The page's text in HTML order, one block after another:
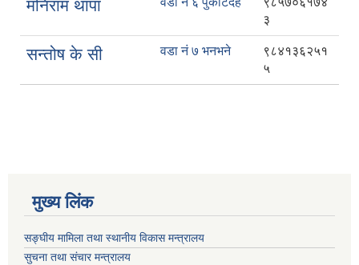
मनिराम थापा
३
सन्तोष के सी वडा नं ७ भनभने
९८४१३६२५१
५
मुख्य लिंक
सङ्घीय मामिला तथा स्थानीय विकास मन्त्रालय
सुचना तथा संचार मन्त्रालय